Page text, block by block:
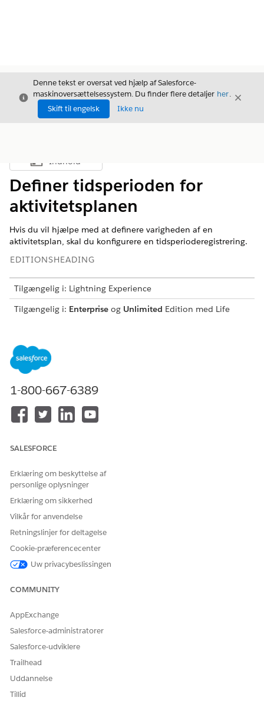
Luk
Denne tekst er oversat ved hjælp af Salesforce-
maskinoversættelsessystem. Du finder flere detaljer her.
Skift til engelsk
Ikke nu
Luk
Vis indholdsfortegnelse
Indhold
Definer tidsperioden for
aktivitetsplanen
Hvis du vil hjælpe med at definere varigheden af en
aktivitetsplan, skal du konfigurere en tidsperioderegistrering.
EDITIONSHEADING
Tilgængelig i: Lightning Experience
Tilgængelig i: Enterprise og Unlimited Edition med Life
Hvis du vil oprette en
Klik påNy
Vælg startdatoen og tidspunktet og slutdatoen og
tidspunktet for aktivitetsplanen.
Gem dine ændringer.
LØSTE DENNE ARTIKEL DIT PROBLEM?
Giv os besked, så vi kan forbedre os!
1-800-667-6389
SALESFORCE
Erklæring om beskyttelse af
personlige oplysninger
Erklæring om sikkerhed
Vilkår for anvendelse
Retningslinjer for deltagelse
Cookie-præferencecenter
Uw privacybeslissingen
COMMUNITY
AppExchange
Salesforce-administratorer
Salesforce-udviklere
Trailhead
Uddannelse
Tillid